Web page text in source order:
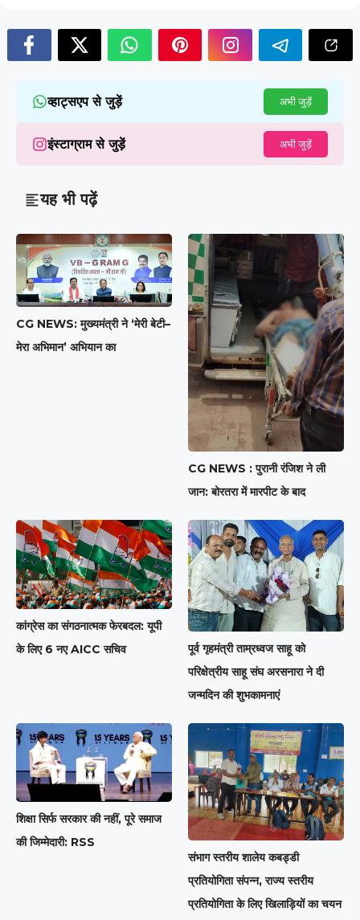
व्हाट्सएप से जुड़ें अभी जुड़ें
इंस्टाग्राम से जुड़ें अभी जुड़ें
यह भी पढ़ें
CG NEWS: मुख्यमंत्री ने ‘मेरी बेटी–
मेरा अभिमान’ अभियान का
CG NEWS : पुरानी रंजिश ने ली
जान: बोरतरा में मारपीट के बाद
कांग्रेस का संगठनात्मक फेरबदल: यूपी
के लिए 6 नए AICC सचिव
पूर्व गृहमंत्री ताम्रध्वज साहू को
परिक्षेत्रीय साहू संघ अरसनारा ने दी
जन्मदिन की शुभकामनाएं
शिक्षा सिर्फ सरकार की नहीं, पूरे समाज
की जिम्मेदारी: RSS
संभाग स्तरीय शालेय कबड्डी
प्रतियोगिता संपन्न, राज्य स्तरीय
प्रतियोगिता के लिए खिलाड़ियों का चयन